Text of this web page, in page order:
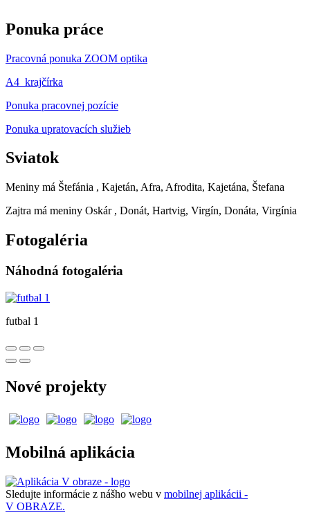
Ponuka práce
Pracovná ponuka ZOOM optika
A4_krajčírka
Ponuka pracovnej pozície
Ponuka upratovacích služieb
Sviatok
Meniny má Štefánia , Kajetán, Afra, Afrodita, Kajetána, Štefana
Zajtra má meniny Oskár , Donát, Hartvig, Virgín, Donáta, Virgínia
Fotogaléria
Náhodná fotogaléria
futbal 1
Nové projekty
Mobilná aplikácia
Sledujte informácie z nášho webu v mobilnej aplikácii -
V OBRAZE.